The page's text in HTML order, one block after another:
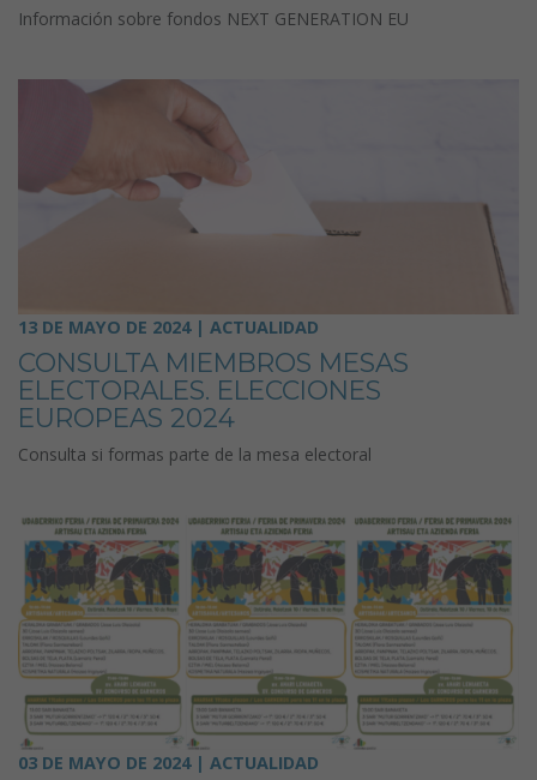
Información sobre fondos NEXT GENERATION EU
13 DE MAYO DE 2024 | ACTUALIDAD
CONSULTA MIEMBROS MESAS
ELECTORALES. ELECCIONES
EUROPEAS 2024
Consulta si formas parte de la mesa electoral
03 DE MAYO DE 2024 | ACTUALIDAD